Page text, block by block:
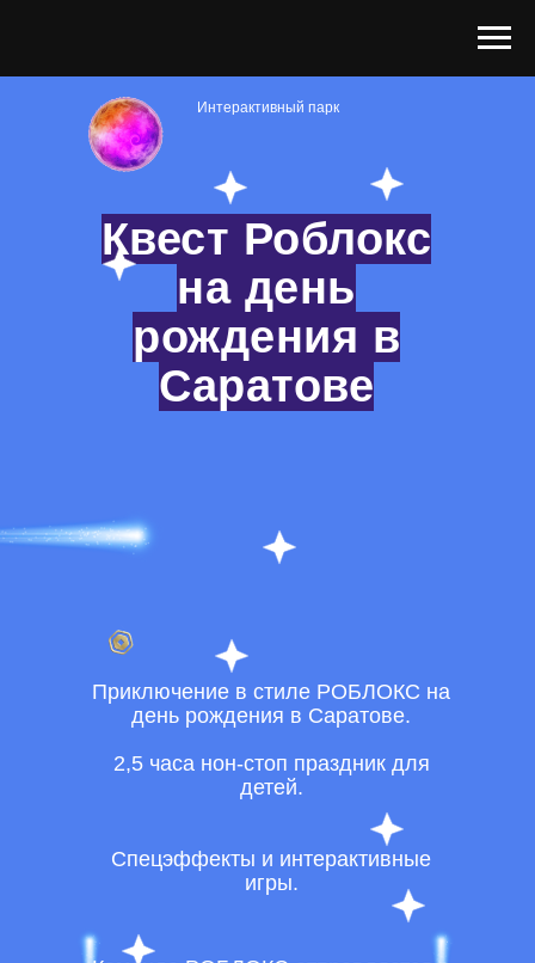
Квест Роблокс
на день
рождения в
Саратове
Приключение в стиле РОБЛОКС на
день рождения в Саратове.
2,5 часа нон-стоп праздник для
детей.
Спецэффекты и интерактивные
игры.
Интерактивный парк